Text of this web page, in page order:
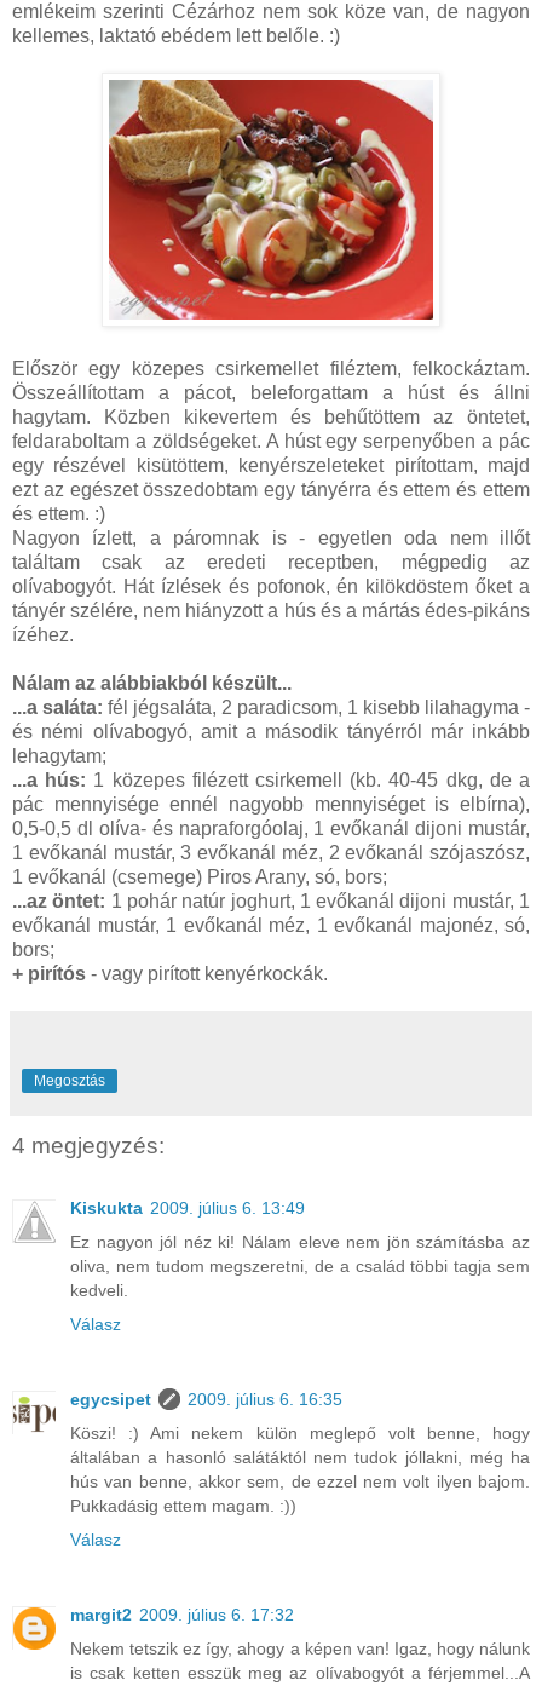
emlékeim szerinti Cézárhoz nem sok köze van, de nagyon
kellemes, laktató ebédem lett belőle. :)
Először egy közepes csirkemellet filéztem, felkockáztam.
Összeállítottam a pácot, beleforgattam a húst és állni
hagytam. Közben kikevertem és behűtöttem az öntetet,
feldaraboltam a zöldségeket. A húst egy serpenyőben a pác
egy részével kisütöttem, kenyérszeleteket pirítottam, majd
ezt az egészet összedobtam egy tányérra és ettem és ettem
és ettem. :)
Nagyon ízlett, a páromnak is - egyetlen oda nem illőt
találtam csak az eredeti receptben, mégpedig az
olívabogyót. Hát ízlések és pofonok, én kilökdöstem őket a
tányér szélére, nem hiányzott a hús és a mártás édes-pikáns
ízéhez.
Nálam az alábbiakból készült...
...a saláta: fél jégsaláta, 2 paradicsom, 1 kisebb lilahagyma -
és némi olívabogyó, amit a második tányérról már inkább
lehagytam;
...a hús: 1 közepes filézett csirkemell (kb. 40-45 dkg, de a
pác mennyisége ennél nagyobb mennyiséget is elbírna),
0,5-0,5 dl olíva- és napraforgóolaj, 1 evőkanál dijoni mustár,
1 evőkanál mustár, 3 evőkanál méz, 2 evőkanál szójaszósz,
1 evőkanál (csemege) Piros Arany, só, bors;
...az öntet: 1 pohár natúr joghurt, 1 evőkanál dijoni mustár, 1
evőkanál mustár, 1 evőkanál méz, 1 evőkanál majonéz, só,
bors;
+ pirítós - vagy pirított kenyérkockák.
Megosztás
4 megjegyzés:
Kiskukta 2009. július 6. 13:49
Ez nagyon jól néz ki! Nálam eleve nem jön számításba az
oliva, nem tudom megszeretni, de a család többi tagja sem
kedveli.
Válasz
egycsipet
2009. július 6. 16:35
Köszi! :) Ami nekem külön meglepő volt benne, hogy
általában a hasonló salátáktól nem tudok jóllakni, még ha
hús van benne, akkor sem, de ezzel nem volt ilyen bajom.
Pukkadásig ettem magam. :))
Válasz
margit2 2009. július 6. 17:32
Nekem tetszik ez így, ahogy a képen van! Igaz, hogy nálunk
is csak ketten esszük meg az olívabogyót a férjemmel...A